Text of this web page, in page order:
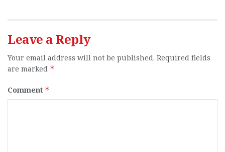
Leave a Reply
Your email address will not be published. Required fields
are marked *
Comment *